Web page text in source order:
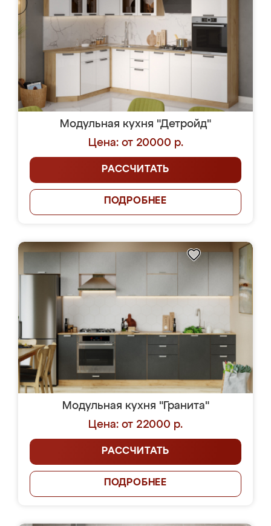
Модульная кухня "Детройд"
Цена: от 20000 р.
РАССЧИТАТЬ
ПОДРОБНЕЕ
Модульная кухня "Гранита"
Цена: от 22000 р.
РАССЧИТАТЬ
ПОДРОБНЕЕ